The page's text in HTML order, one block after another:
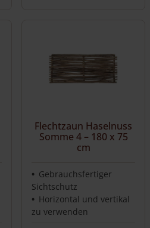
Flechtzaun Haselnuss
Somme 4 – 180 x 75
cm
Gebrauchsfertiger
Sichtschutz
Horizontal und vertikal
zu verwenden